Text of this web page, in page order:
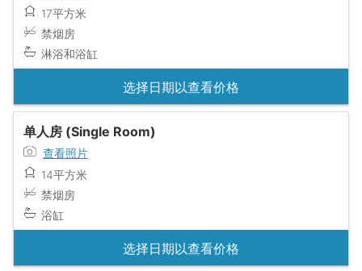
17平方米
禁烟房
淋浴和浴缸
选择日期以查看价格
单人房 (Single Room)
查看照片
14平方米
禁烟房
浴缸
选择日期以查看价格